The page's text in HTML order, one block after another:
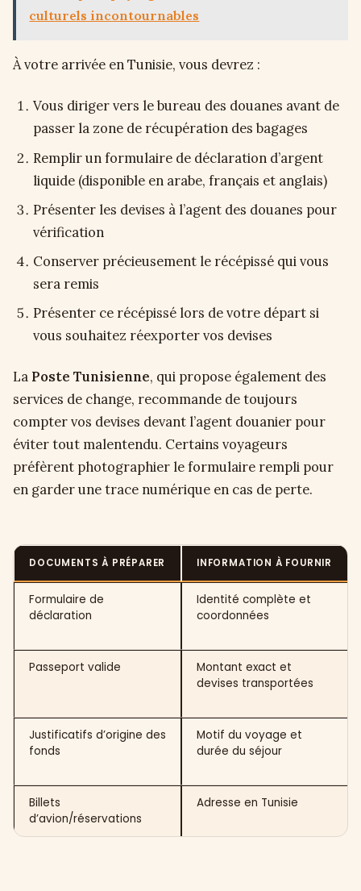
culturels incontournables
À votre arrivée en Tunisie, vous devrez :
Vous diriger vers le bureau des douanes avant de
passer la zone de récupération des bagages
Remplir un formulaire de déclaration d’argent
liquide (disponible en arabe, français et anglais)
Présenter les devises à l’agent des douanes pour
vérification
Conserver précieusement le récépissé qui vous
sera remis
Présenter ce récépissé lors de votre départ si
vous souhaitez réexporter vos devises
La Poste Tunisienne, qui propose également des
services de change, recommande de toujours
compter vos devises devant l’agent douanier pour
éviter tout malentendu. Certains voyageurs
préfèrent photographier le formulaire rempli pour
en garder une trace numérique en cas de perte.
DOCUMENTS À PRÉPARER INFORMATION À FOURNIR
Formulaire de
déclaration
Identité complète et
coordonnées
Passeport valide
Montant exact et
devises transportées
Justificatifs d’origine des
fonds
Motif du voyage et
durée du séjour
Billets
d’avion/réservations
Adresse en Tunisie